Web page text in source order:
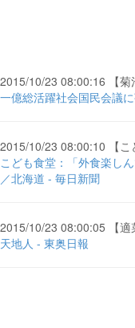
2015/10/23 08:00:16 【菊
一億総活躍社会国民会議
2015/10/23 08:00:10 【こ
こども食堂：「外食楽し
／北海道 - 毎日新聞
2015/10/23 08:00:05 【適
天地人 - 東奥日報